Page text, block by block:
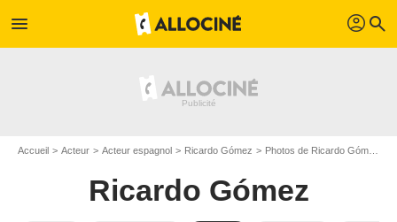
menu profil search
Accueil Acteur Acteur espagnol Ricardo Gómez Photos de Ricardo Gómez
Ricardo Gómez